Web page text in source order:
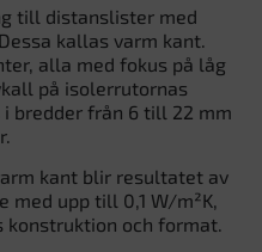
till distanslister med
kallas varm kant.
alla med fokus på låg
på isolerrutornas
bredder från 6 till 22 mm
kant blir resultatet av
upp till 0,1 W/m²K,
konstruktion och format.